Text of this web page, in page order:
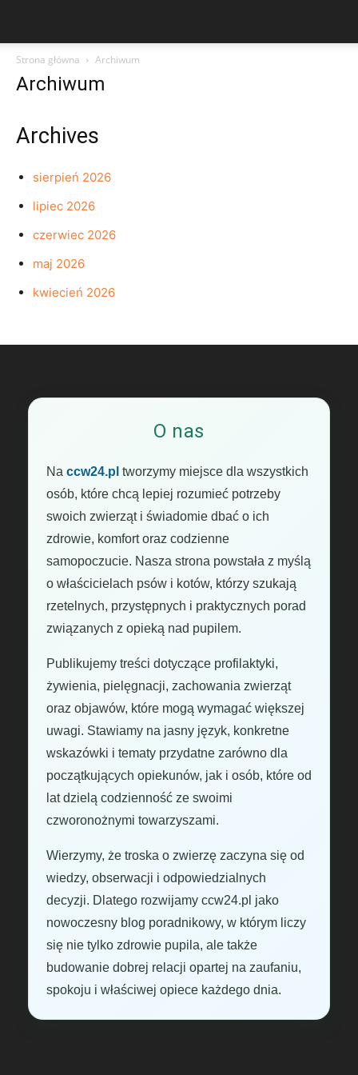
Strona główna Archiwum
Archiwum
Archives
sierpień 2026
lipiec 2026
czerwiec 2026
maj 2026
kwiecień 2026
O nas
Na ccw24.pl tworzymy miejsce dla wszystkich
osób, które chcą lepiej rozumieć potrzeby
swoich zwierząt i świadomie dbać o ich
zdrowie, komfort oraz codzienne
samopoczucie. Nasza strona powstała z myślą
o właścicielach psów i kotów, którzy szukają
rzetelnych, przystępnych i praktycznych porad
związanych z opieką nad pupilem.
Publikujemy treści dotyczące profilaktyki,
żywienia, pielęgnacji, zachowania zwierząt
oraz objawów, które mogą wymagać większej
uwagi. Stawiamy na jasny język, konkretne
wskazówki i tematy przydatne zarówno dla
początkujących opiekunów, jak i osób, które od
lat dzielą codzienność ze swoimi
czworonożnymi towarzyszami.
Wierzymy, że troska o zwierzę zaczyna się od
wiedzy, obserwacji i odpowiedzialnych
decyzji. Dlatego rozwijamy ccw24.pl jako
nowoczesny blog poradnikowy, w którym liczy
się nie tylko zdrowie pupila, ale także
budowanie dobrej relacji opartej na zaufaniu,
spokoju i właściwej opiece każdego dnia.